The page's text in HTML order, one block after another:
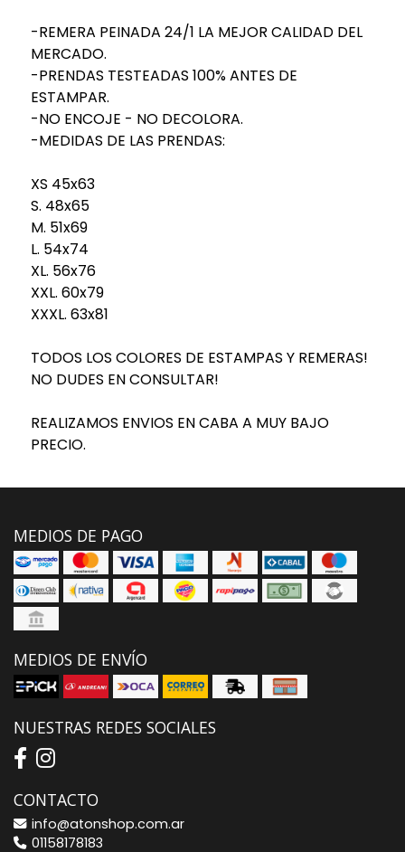
-REMERA PEINADA 24/1 LA MEJOR CALIDAD DEL
MERCADO.
-PRENDAS TESTEADAS 100% ANTES DE
ESTAMPAR.
-NO ENCOJE - NO DECOLORA.
-MEDIDAS DE LAS PRENDAS:
XS 45x63
S. 48x65
M. 51x69
L. 54x74
XL. 56x76
XXL. 60x79
XXXL. 63x81
TODOS LOS COLORES DE ESTAMPAS Y REMERAS!
NO DUDES EN CONSULTAR!
REALIZAMOS ENVIOS EN CABA A MUY BAJO
PRECIO.
MEDIOS DE PAGO
MEDIOS DE ENVÍO
NUESTRAS REDES SOCIALES
CONTACTO
info@atonshop.com.ar
01158178183